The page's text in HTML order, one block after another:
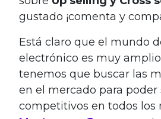
gustado ¡comenta y
Está claro que el mundo
electrónico es muy
tenemos que buscar las
en el mercado para poder
competitivos en todos los